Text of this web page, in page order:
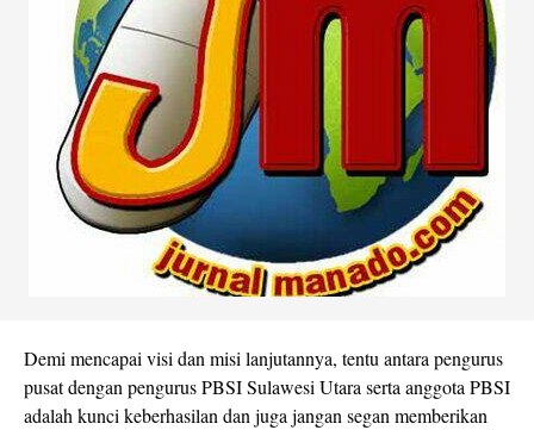
Demi mencapai visi dan misi lanjutannya, tentu antara pengurus
pusat dengan pengurus PBSI Sulawesi Utara serta anggota PBSI
adalah kunci keberhasilan dan juga jangan segan memberikan